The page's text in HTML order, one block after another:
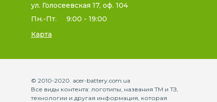
ул. Голосеевская 17, оф. 104
Пн.-Пт.
9:00 - 19:00
Карта
© 2010-2020. acer-battery.com.ua
Все виды контента: логотипы, названия ТМ и ТЗ,
технологии и другая информация, которая